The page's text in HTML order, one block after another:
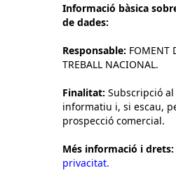
Informació bàsica
de dades:
Responsable: FOMENT
TREBALL NACIONAL.
Finalitat: Subscripció
informatiu i, si escau,
prospecció comercial.
Més informació i drets:
privacitat.